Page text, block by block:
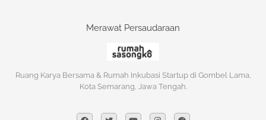
Merawat Persaudaraan
Ruang Karya Bersama & Rumah Inkubasi Startup di Gombel Lama,
Kota Semarang, Jawa Tengah.